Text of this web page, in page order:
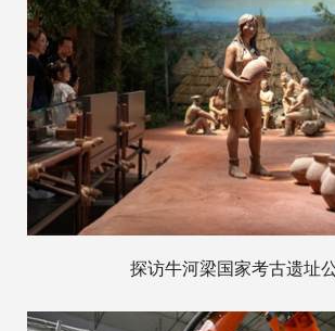
探访牛河梁国家考古遗址